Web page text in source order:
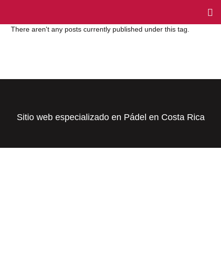
There aren't any posts currently published under this tag.
Sitio web especializado en Pádel en Costa Rica